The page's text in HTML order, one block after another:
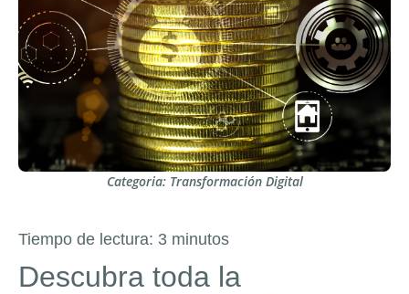
Categoria: Transformación Digital
Tiempo de lectura: 3 minutos
Descubra toda la